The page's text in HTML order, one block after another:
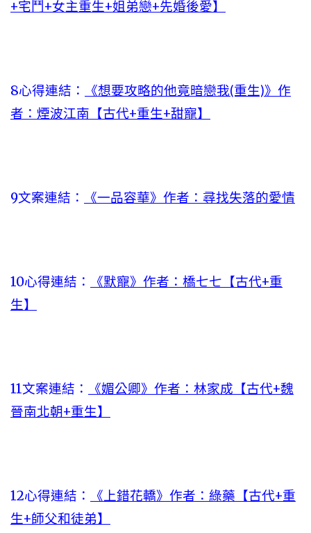
+宅鬥+女主重生+姐弟戀+先婚後愛】
8心得連結：
《想要攻略的他竟暗戀我(重生)》作
者：煙波江南【古代+重生+甜寵】
9文案連結： 《一品容華》作者：尋找失落的愛情
10心得連結：
《默寵》作者：橋七七【古代+重
生】
11文案連結：
《媚公卿》作者：林家成【古代+魏
晉南北朝+重生】
12心得連結：
《上錯花轎》作者：綠藥【古代+重
生+師父和徒弟】